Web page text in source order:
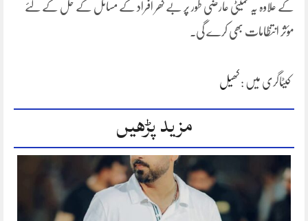
کے علاوہ یہ کمیٹی عارضی طور پر بے گھر افراد کے مسائل کے حل کے لئے
مؤثر انتظامات بھی کرے گی۔
کیٹاگری میں : کھیل
مزید پڑھیں